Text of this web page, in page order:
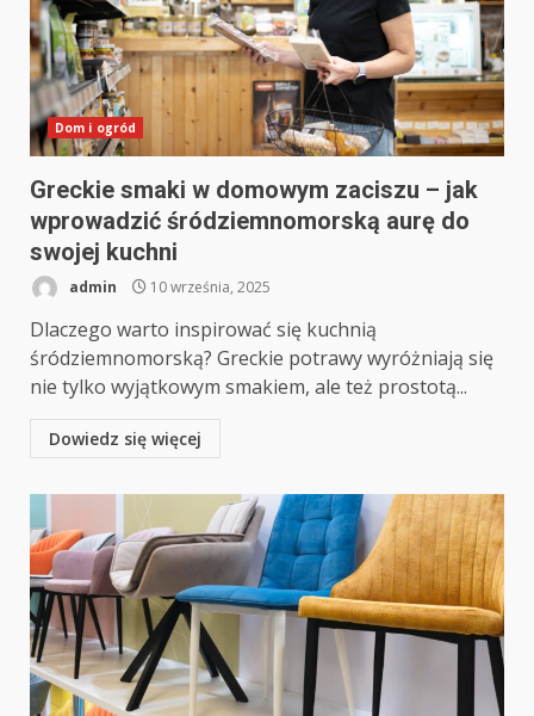
Dom i ogród
Greckie smaki w domowym zaciszu – jak
wprowadzić śródziemnomorską aurę do
swojej kuchni
admin 10 września, 2025
Dlaczego warto inspirować się kuchnią
śródziemnomorską? Greckie potrawy wyróżniają się
nie tylko wyjątkowym smakiem, ale też prostotą...
Dowiedz się więcej